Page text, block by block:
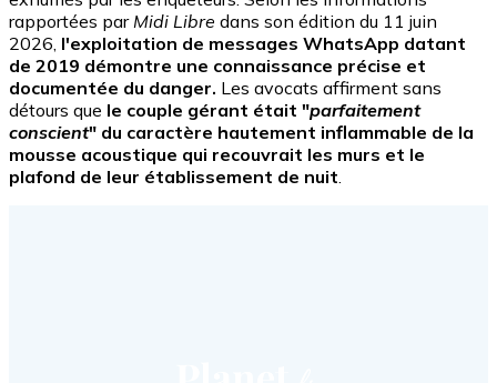
rapportées par Midi Libre dans son édition du 11 juin
2026, l'exploitation de messages WhatsApp datant
de 2019 démontre une connaissance précise et
documentée du danger. Les avocats affirment sans
détours que le couple gérant était "parfaitement
conscient" du caractère hautement inflammable de la
mousse acoustique qui recouvrait les murs et le
plafond de leur établissement de nuit